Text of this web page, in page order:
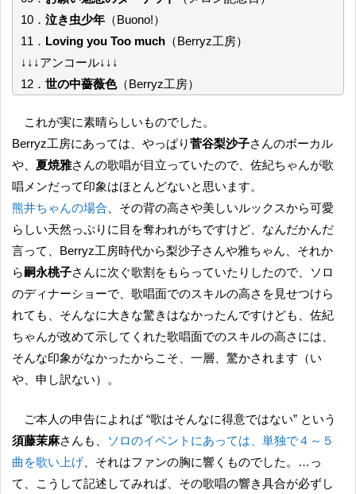
10． 泣き虫少年 （Buono!）
11． Loving you Too much （Berryz工房）
↓↓↓アンコール↓↓↓
12． 世の中薔薇色（Berryz工房）
これが実に素晴らしいものでした。
Berryz工房にあっては、やっぱり菅谷梨沙子さんのボーカル
や、 夏焼雅さんの歌唱が目立っていたので、佐紀ちゃんが歌
唱メンだって印象はほとんどないと思います。
熊井ちゃんの場合 、その背の高さや美しいルックスから可愛
らしい天然っぷりに目を奪われがちですけど、なんだかんだ
言って、Berryz工房時代から梨沙子さんや雅ちゃん、それか
ら嗣永桃子さんに次ぐ歌割をもらっていたりしたので、ソロ
のディナーショーで、歌唱面でのスキルの高さを見せつけら
れても、そんなに大きな驚きはなかったんですけども、佐紀
ちゃんが改めて示してくれた歌唱面でのスキルの高さには、
そんな印象がなかったからこそ、一層、驚かされます（い
や、申し訳ない）。
ご本人の申告によれば “歌はそんなに得意ではない” という
須藤茉麻さんも、
ソロのイベントにあっては、単独で４～５
曲を歌い上げ 、それはファンの胸に響くものでした。…っ
て、こうして記述してみれば、その歌唱の響き具合が必ずし